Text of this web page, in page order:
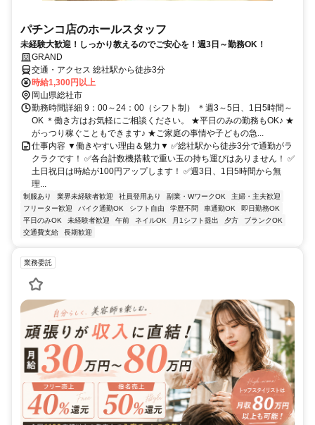
パチンコ店のホールスタッフ
未経験大歓迎！しっかり教えるのでご安心を！週3日～勤務OK！
GRAND
交通・アクセス 総社駅から徒歩3分
時給1,300円以上
岡山県総社市
勤務時間詳細 9：00～24：00（シフト制） ＊週3～5日、1日5時間～
OK ＊働き方はお気軽にご相談ください。 ★平日のみの勤務もOK♪ ★
がっつり稼ぐこともできます♪ ★ご家庭の事情や子どもの急...
仕事内容 ▼働きやすい理由＆魅力▼ ✅総社駅から徒歩3分で通勤がラ
クラクです！ ✅各台計数機搭載で重い玉の持ち運びはありません！ ✅
土日祝日は時給が100円アップします！ ✅週3日、1日5時間から無
理...
制服あり 業界未経験者歓迎 社員登用あり 副業・WワークOK
主婦・主夫歓迎
フリーター歓迎
バイク通勤OK シフト自由 学歴不問 車通勤OK
即日勤務OK
平日のみOK
未経験者歓迎 午前 ネイルOK 月1シフト提出 夕方
ブランクOK
交通費支給
長期歓迎
業務委託